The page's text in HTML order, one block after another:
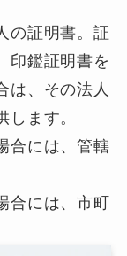
証明書。証
印鑑証明書を
は、その法人
ます。
には、管轄
には、市町